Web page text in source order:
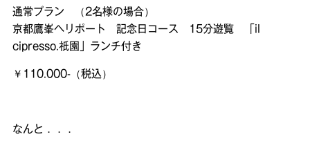
通常プラン （2名様の場合）
京都鷹峯ヘリポート 記念日コース 15分遊覧 「il
cipresso.祇園」ランチ付き
￥110.000-（税込）
なんと．．．